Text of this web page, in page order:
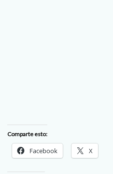
Comparte esto:
Facebook X